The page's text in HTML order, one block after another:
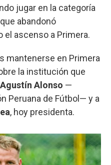
jugar en la categoría
abandonó
el ascenso a Primera.
mantenerse en Primera
la institución que
Agustín Alonso —
Peruana de Fútbol— y a
, hoy presidenta.